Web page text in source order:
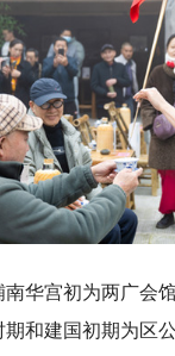
华宫初为两广会
期和建国初期为区